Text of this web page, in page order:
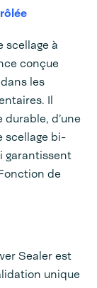
scellage à
conçue
les
Il
d’une
scellage bi-
garantissent
de
Sealer est
unique